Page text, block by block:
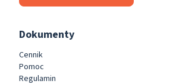
Dokumenty
Cennik
Pomoc
Regulamin